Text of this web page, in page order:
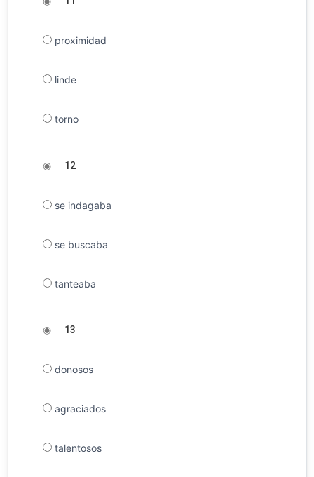
proximidad
linde
torno
◉ 12
se indagaba
se buscaba
tanteaba
◉ 13
donosos
agraciados
talentosos